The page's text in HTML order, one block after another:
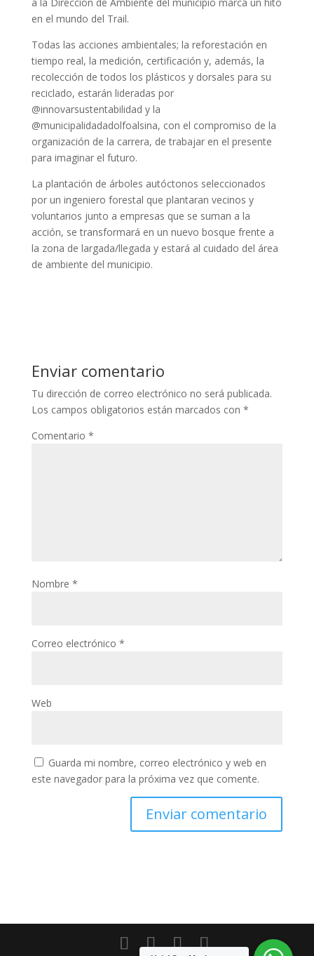
en el mundo del Trail.
Todas las acciones ambientales; la reforestación en
tiempo real, la medición, certificación y, además, la
recolección de todos los plásticos y dorsales para su
reciclado, estarán lideradas por
@innovarsustentabilidad y la
@municipalidadadolfoalsina, con el compromiso de la
organización de la carrera, de trabajar en el presente
para imaginar el futuro.
La plantación de árboles autóctonos seleccionados
por un ingeniero forestal que plantaran vecinos y
voluntarios junto a empresas que se suman a la
acción, se transformará en un nuevo bosque frente a
la zona de largada/llegada y estará al cuidado del área
de ambiente del municipio.
Enviar comentario
Tu dirección de correo electrónico no será publicada.
Los campos obligatorios están marcados con *
Comentario *
Nombre *
Correo electrónico *
Web
Guarda mi nombre, correo electrónico y web en
este navegador para la próxima vez que comente.